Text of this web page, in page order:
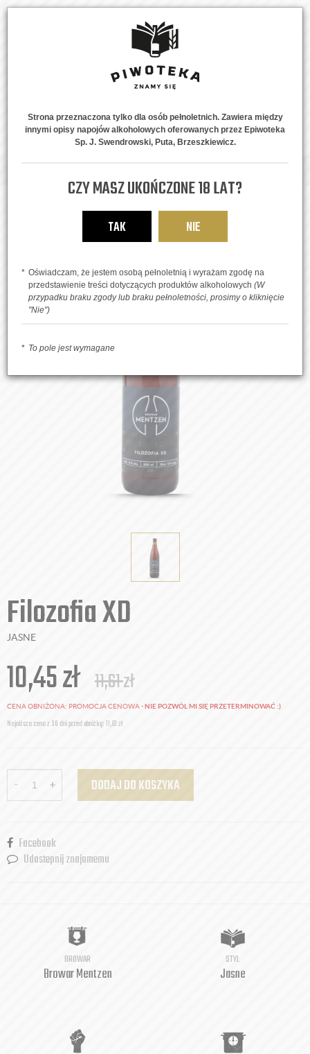
MENU 0
Filozofia XD
JASNE
10,45zł 11,61zł
CENA OBNIŻONA: PROMOCJA CENOWA -NIE POZWÓL MI SIĘ PRZETERMINOWAĆ :)
Najniższa cena z 30 dni przed obniżką: 11,61 zł
- + DODAJ DO KOSZYKA
Facebook
Udostepnij znajomemu
BROWAR
Browar Mentzen
STYL
Jasne
Strona przeznaczona tylko dla osób pełnoletnich. Zawiera między
innymi opisy napojów alkoholowych oferowanych przez Epiwoteka
Sp. J. Swendrowski, Puta, Brzeszkiewicz.
CZY MASZ UKOŃCZONE 18 LAT?
TAK NIE
Oświadczam, że jestem osobą pełnoletnią i wyrażam zgodę na
przedstawienie treści dotyczących produktów alkoholowych (W
przypadku braku zgody lub braku pełnoletności, prosimy o kliknięcie
"Nie")
To pole jest wymagane